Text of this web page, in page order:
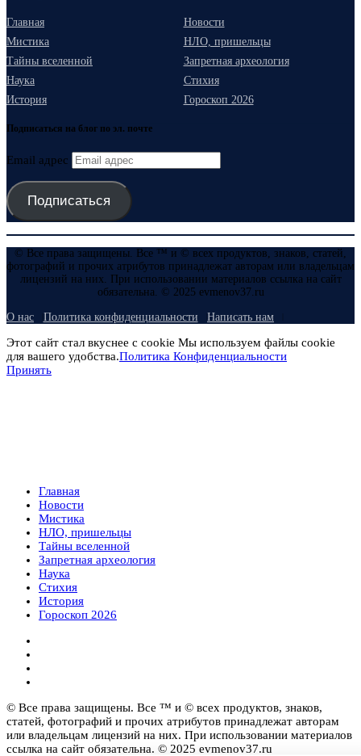
Главная
Новости
Мистика
НЛО, пришельцы
Тайны вселенной
Запретная археология
Наука
Стихия
История
Гороскоп 2026
Подписаться на блог по эл. почте
Email адрес
Подписаться
© Все права защищены. Все ™ и © всех продуктов, знаков, статей,
фотографий и прочих атрибутов принадлежат авторам или владельцам
лицензий на них. При использовании материалов ссылка на сайт
обязательна. © 2025 evmenov37.ru
О нас Политика конфиденциальности Написать нам
Этот сайт стал вкуснее с cookie Мы используем файлы cookie
для вашего удобства.Политика Конфиденциальности
Принять
Главная
Новости
Мистика
НЛО, пришельцы
Тайны вселенной
Запретная археология
Наука
Стихия
История
Гороскоп 2026
© Все права защищены. Все ™ и © всех продуктов, знаков,
статей, фотографий и прочих атрибутов принадлежат авторам
или владельцам лицензий на них. При использовании материалов
ссылка на сайт обязательна. © 2025 evmenov37.ru